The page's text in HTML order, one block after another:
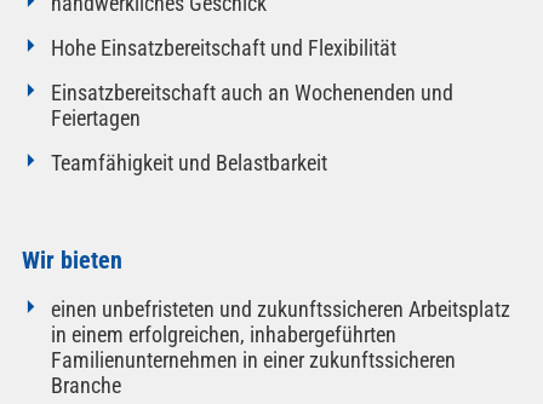
Hohe Einsatzbereitschaft und Flexibilität
Einsatzbereitschaft auch an Wochenenden und
Feiertagen
Teamfähigkeit und Belastbarkeit
Wir bieten
einen unbefristeten und zukunftssicheren Arbeitsplatz
in einem erfolgreichen, inhabergeführten
Familienunternehmen in einer zukunftssicheren
Branche